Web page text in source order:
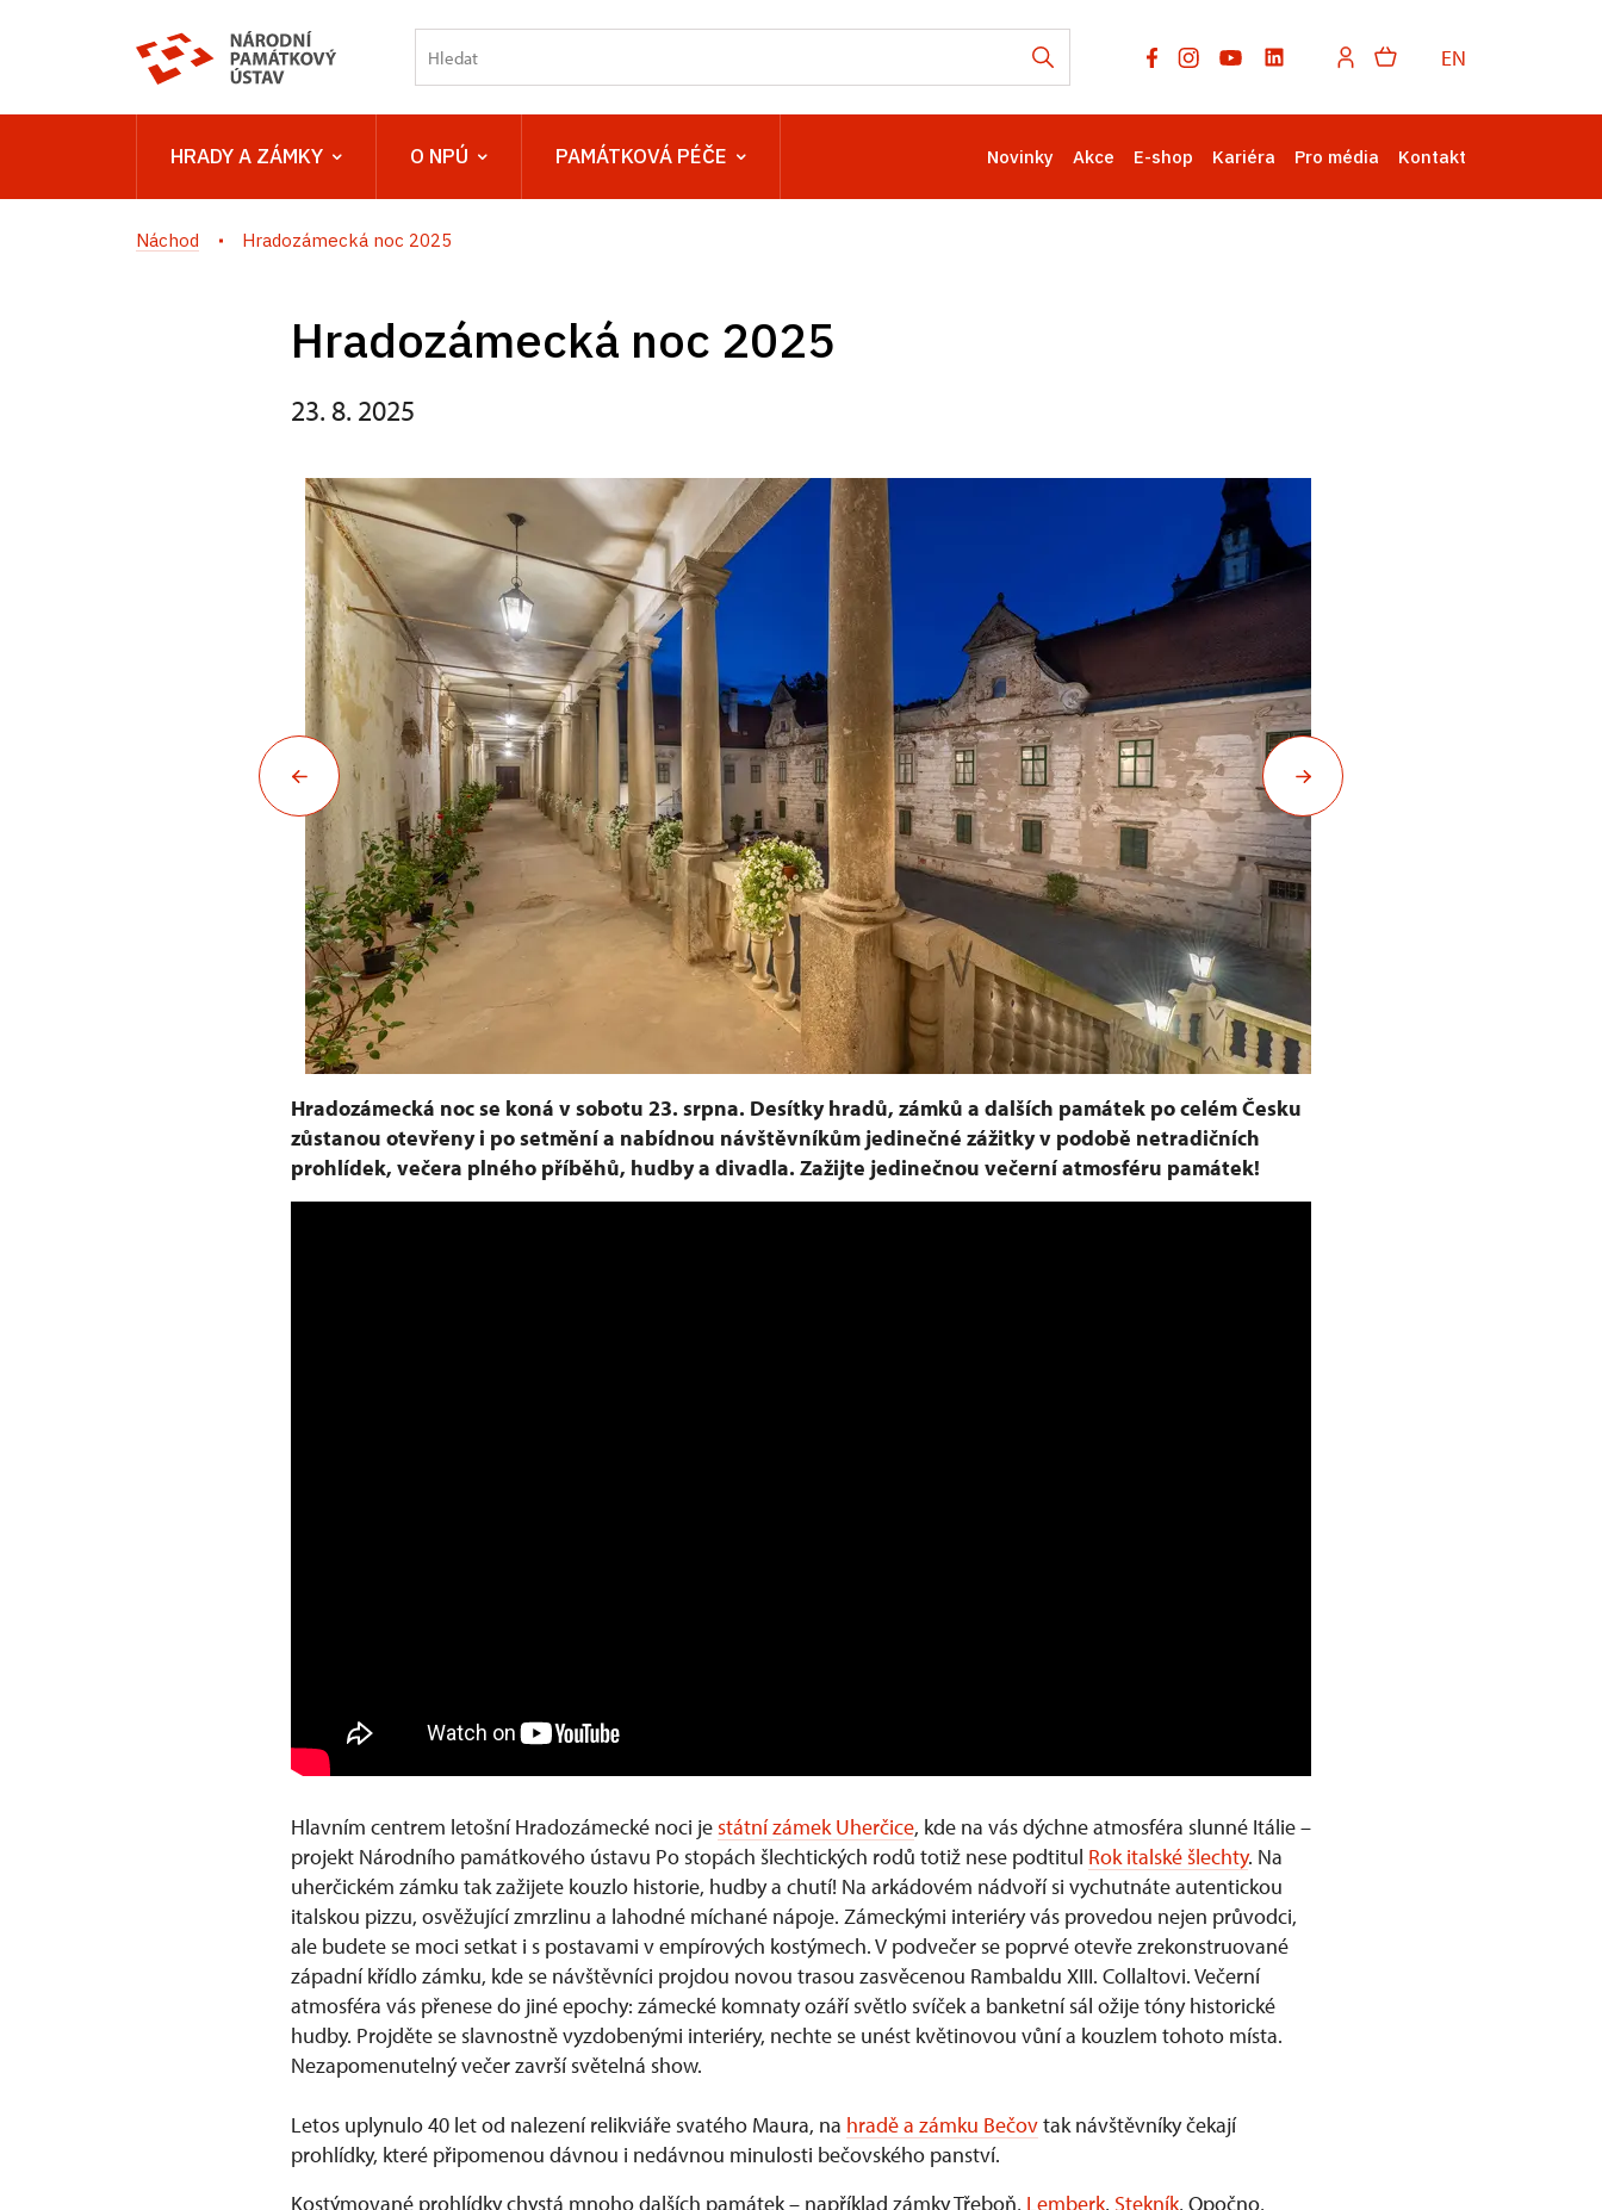
EN
HRADY A ZÁMKY O NPÚ PAMÁTKOVÁ PÉČE Novinky Akce E-shop Kariéra Pro média Kontakt
Náchod Hradozámecká noc 2025
Hradozámecká noc 2025
23. 8. 2025
Hradozámecká noc se koná v sobotu 23. srpna. Desítky hradů, zámků a dalších památek po celém Česku
zůstanou otevřeny i po setmění a nabídnou návštěvníkům jedinečné zážitky v podobě netradičních
prohlídek, večera plného příběhů, hudby a divadla. Zažijte jedinečnou večerní atmosféru památek!
Hlavním centrem letošní Hradozámecké noci je státní zámek Uherčice, kde na vás dýchne atmosféra slunné Itálie –
projekt Národního památkového ústavu Po stopách šlechtických rodů totiž nese podtitul Rok italské šlechty. Na
uherčickém zámku tak zažijete kouzlo historie, hudby a chutí! Na arkádovém nádvoří si vychutnáte autentickou
italskou pizzu, osvěžující zmrzlinu a lahodné míchané nápoje. Zámeckými interiéry vás provedou nejen průvodci,
ale budete se moci setkat i s postavami v empírových kostýmech. V podvečer se poprvé otevře zrekonstruované
západní křídlo zámku, kde se návštěvníci projdou novou trasou zasvěcenou Rambaldu XIII. Collaltovi. Večerní
atmosféra vás přenese do jiné epochy: zámecké komnaty ozáří světlo svíček a banketní sál ožije tóny historické
hudby. Projděte se slavnostně vyzdobenými interiéry, nechte se unést květinovou vůní a kouzlem tohoto místa.
Nezapomenutelný večer završí světelná show.
Letos uplynulo 40 let od nalezení relikviáře svatého Maura, na hradě a zámku Bečovtak návštěvníky čekají
prohlídky, které připomenou dávnou i nedávnou minulosti bečovského panství.
Kostýmované prohlídky chystá mnoho dalších památek – například zámky Třeboň, Lemberk, Stekník, Opočno,